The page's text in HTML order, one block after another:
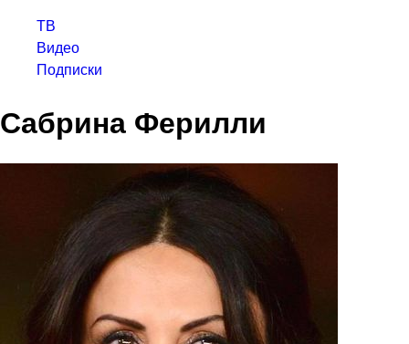
ТВ
Видео
Подписки
Сабрина Ферилли